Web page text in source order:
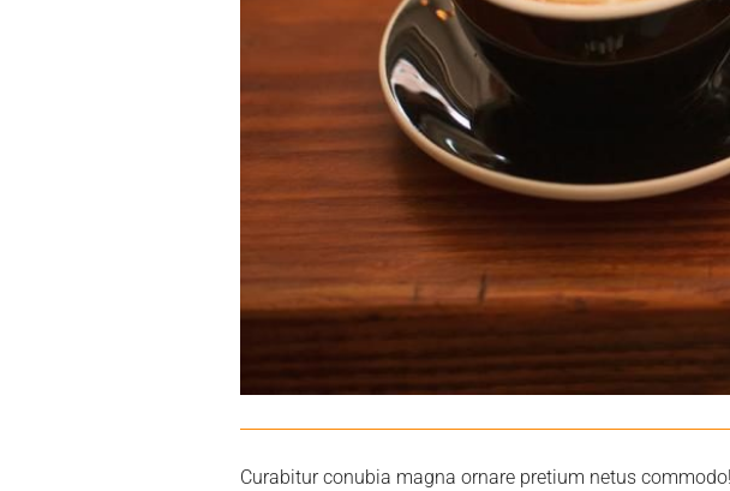
Curabitur conubia magna ornare pretium netus